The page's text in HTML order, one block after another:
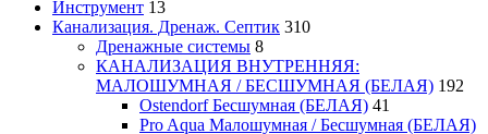
Инструмент 13
Канализация. Дренаж. Септик 310
Дренажные системы 8
КАНАЛИЗАЦИЯ ВНУТРЕННЯЯ:
МАЛОШУМНАЯ / БЕСШУМНАЯ (БЕЛАЯ) 192
Ostendorf Бесшумная (БЕЛАЯ) 41
Pro Aqua Малошумная / Бесшумная (БЕЛАЯ)